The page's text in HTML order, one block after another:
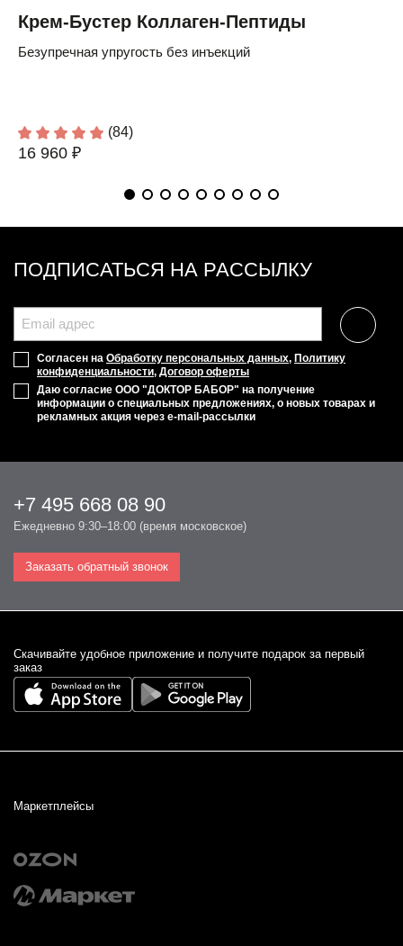
Крем-Бустер Коллаген-Пептиды
Безупречная упругость без инъекций
(84)
16 960 ₽
ПОДПИСАТЬСЯ НА РАССЫЛКУ
Согласен на Обработку персональных данных, Политику
конфиденциальности, Договор оферты
Даю согласие ООО "ДОКТОР БАБОР" на получение
информации о специальных предложениях, о новых товарах и
рекламных акция через e-mail-рассылки
+7 495 668 08 90
Ежедневно 9:30–18:00 (время московское)
Заказать обратный звонок
Cкачивайте удобное приложение и получите подарок за первый
заказ
Маркетплейсы